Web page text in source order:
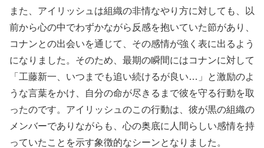
また、アイリッシュは組織の非情なやり方に対しても、以
前から心の中でわずかながら反感を抱いていた節があり、
コナンとの出会いを通じて、その感情が強く表に出るよう
になりました。そのため、最期の瞬間にはコナンに対して
「工藤新一、いつまでも追い続けるが良い…」と激励のよ
うな言葉をかけ、自分の命が尽きるまで彼を守る行動を取
ったのです。アイリッシュのこの行動は、彼が黒の組織の
メンバーでありながらも、心の奥底に人間らしい感情を持
っていたことを示す象徴的なシーンとなりました。